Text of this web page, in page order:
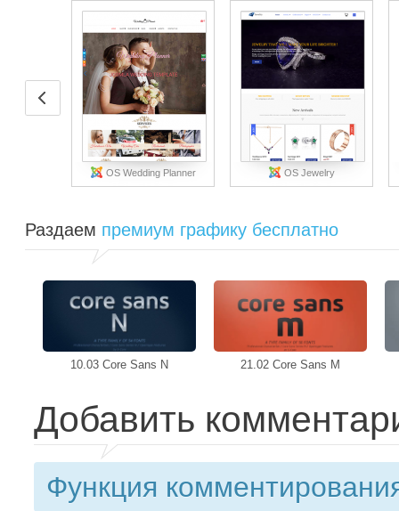
OS Wedding Planner OS Jewelry
Раздаем премиум графику бесплатно
10.03 Core Sans N 21.02 Core Sans M
Добавить
Функция